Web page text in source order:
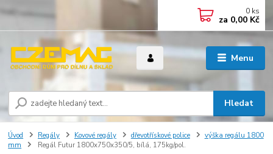
Menu
Hledat
0 ks
za 0,00 Kč
Úvod Regály Kovové regály dřevotřískové police
výška regálu 1800
mm
Regál Futur 1800x750x350/5, bílá, 175kg/pol.